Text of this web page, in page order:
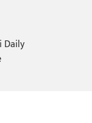
Daily